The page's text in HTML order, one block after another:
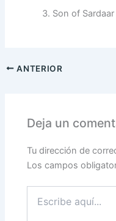
Son of
ANTERIOR
Deja un
Tu dirección de
Los campos
aquí...